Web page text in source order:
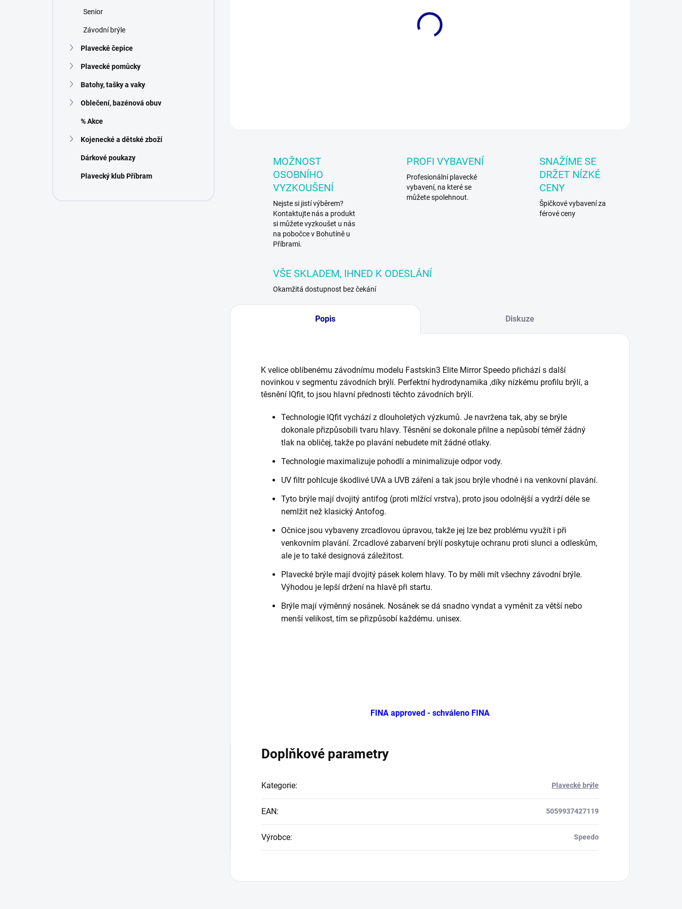
Senior
Závodní brýle
Plavecké čepice
Plavecké pomůcky
Batohy, tašky a vaky
Oblečení, bazénová obuv
% Akce
Kojenecké a dětské zboží
Dárkové poukazy
Plavecký klub Příbram
12.8.2026
MOŽNOST
OSOBNÍHO
VYZKOUŠENÍ
Nejste si jistí výběrem?
Kontaktujte nás a produkt
si můžete vyzkoušet u nás
na pobočce v Bohutíně u
Příbrami.
PROFI VYBAVENÍ
Profesionální plavecké
vybavení, na které se
můžete spolehnout.
SNAŽÍME SE
DRŽET NÍZKÉ
CENY
Špičkové vybavení za
férové ceny
VŠE SKLADEM, IHNED K ODESLÁNÍ
Okamžitá dostupnost bez čekání
Popis Diskuze
K velice oblíbenému závodnímu modelu Fastskin3 Elite Mirror Speedo přichází s další
novinkou v segmentu závodních brýlí. Perfektní hydrodynamika ,díky nízkému profilu brýlí, a
těsnění IQfit, to jsou hlavní přednosti těchto závodních brýlí.
Technologie IQfit vychází z dlouholetých výzkumů. Je navržena tak, aby se brýle
dokonale přizpůsobili tvaru hlavy. Těsnění se dokonale přilne a nepůsobí téměř žádný
tlak na obličej, takže po plavání nebudete mít žádné otlaky.
Technologie maximalizuje pohodlí a minimalizuje odpor vody.
UV filtr pohlcuje škodlivé UVA a UVB záření a tak jsou brýle vhodné i na venkovní plavání.
Tyto brýle mají dvojitý antifog (proti mlžící vrstva), proto jsou odolnější a vydrží déle se
nemlžit než klasický Antofog.
Očnice jsou vybaveny zrcadlovou úpravou, takže jej lze bez problému využít i při
venkovním plavání. Zrcadlové zabarvení brýlí poskytuje ochranu proti slunci a odleskům,
ale je to také designová záležitost.
Plavecké brýle mají dvojitý pásek kolem hlavy. To by měli mít všechny závodní brýle.
Výhodou je lepší držení na hlavě při startu.
Brýle mají výměnný nosánek. Nosánek se dá snadno vyndat a vyměnit za větší nebo
menší velikost, tím se přizpůsobí každému. unisex.
FINA approved - schváleno FINA
Doplňkové parametry
Kategorie: Plavecké brýle
EAN: 5059937427119
Výrobce: Speedo